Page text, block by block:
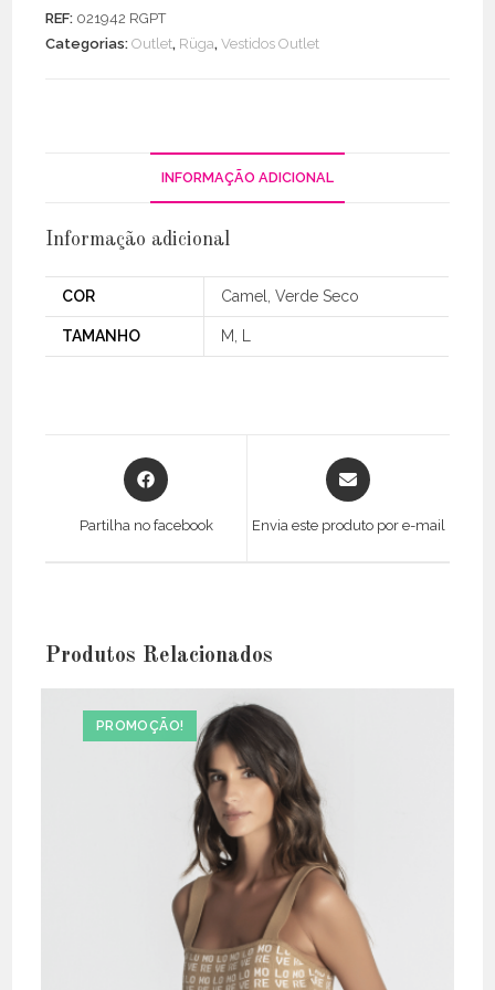
com
REF: 021942 RGPT
Categorias:Outlet, Rüga,Vestidos Outlet
INFORMAÇÃO ADICIONAL
Informação adicional
COR Camel, Verde Seco
TAMANHO M, L
Opens
in
Partilha no facebook
Opens
in
Envia este produto por e-mail
Produtos Relacionados
PROMOÇÃO!